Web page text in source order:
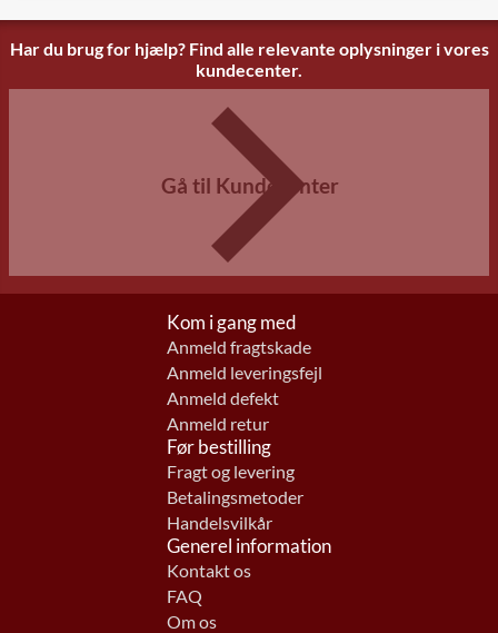
Har du brug for hjælp? Find alle relevante oplysninger i vores
kundecenter.
Gå til Kundecenter
Kom i gang med
Anmeld fragtskade
Anmeld leveringsfejl
Anmeld defekt
Anmeld retur
Før bestilling
Fragt og levering
Betalingsmetoder
Handelsvilkår
Generel information
Kontakt os
FAQ
Om os